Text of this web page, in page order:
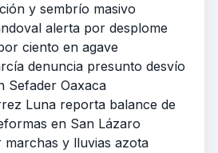
y sembrío masivo
alerta por desplome
ciento en agave
denuncia presunto desvío
Sefader Oaxaca
Luna reporta balance de
en San Lázaro
marchas y lluvias azota